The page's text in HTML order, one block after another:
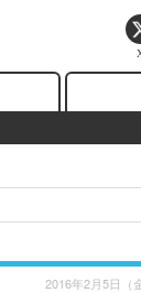
2016年2月5日（